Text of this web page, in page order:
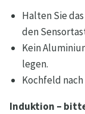
Halten Sie
den
Kein
legen.
Kochfeld
Induktion –